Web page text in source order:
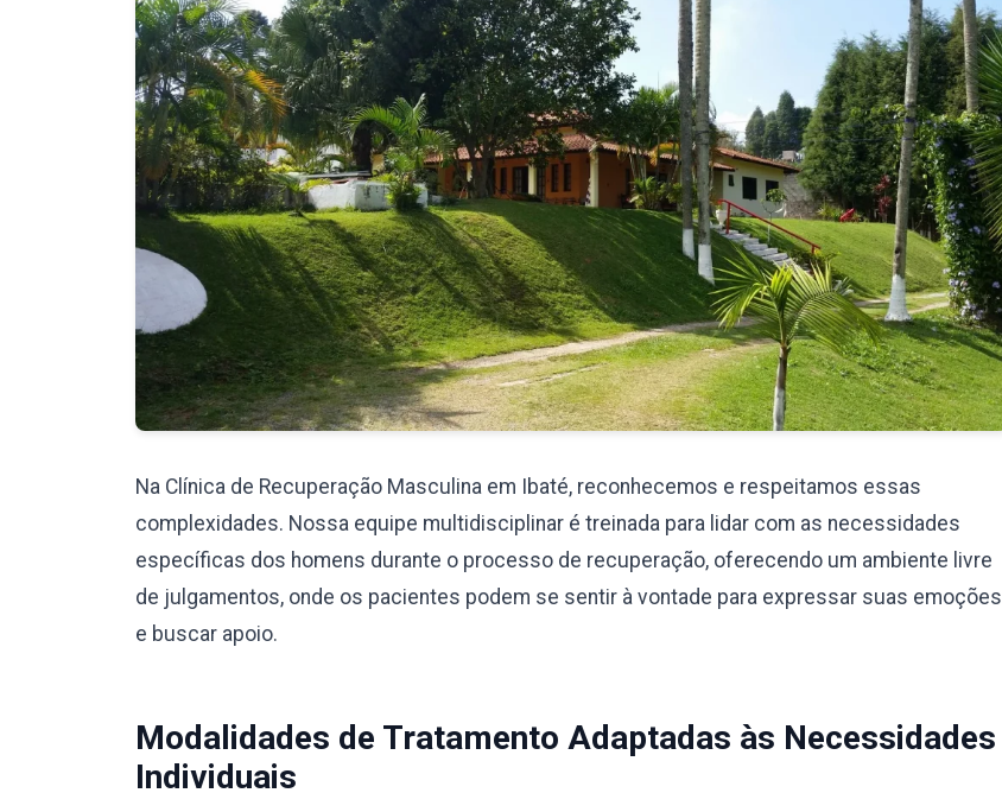
Na Clínica de Recuperação Masculina em Ibaté, reconhecemos e respeitamos essas
complexidades. Nossa equipe multidisciplinar é treinada para lidar com as necessidades
específicas dos homens durante o processo de recuperação, oferecendo um ambiente livre
de julgamentos, onde os pacientes podem se sentir à vontade para expressar suas emoções
e buscar apoio.
Modalidades de Tratamento Adaptadas às Necessidades
Individuais